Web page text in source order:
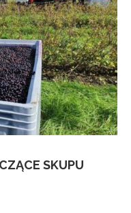
SKUPU